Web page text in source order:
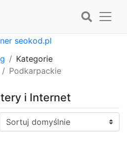
Kategorie
Podkarpackie
i Internet
Sortuj: